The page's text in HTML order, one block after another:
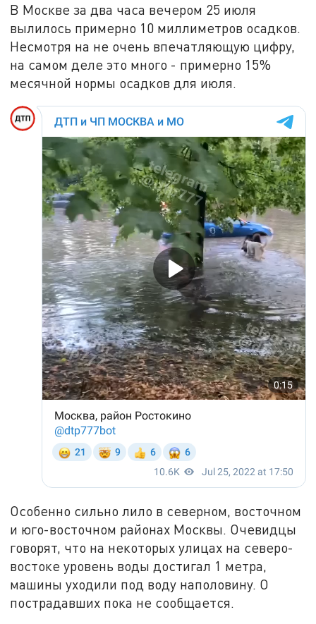
В Москве за два часа вечером 25 июля
вылилось примерно 10 миллиметров осадков.
Несмотря на не очень впечатляющую цифру,
на самом деле это много - примерно 15%
месячной нормы осадков для июля.
Особенно сильно лило в северном, восточном
и юго-восточном районах Москвы. Очевидцы
говорят, что на некоторых улицах на северо-
востоке уровень воды достигал 1 метра,
машины уходили под воду наполовину. О
пострадавших пока не сообщается.